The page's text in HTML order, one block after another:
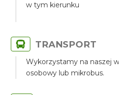
w tym kierunku
TRANSPORT
Wykorzystamy na naszej
osobowy lub mikrobus.